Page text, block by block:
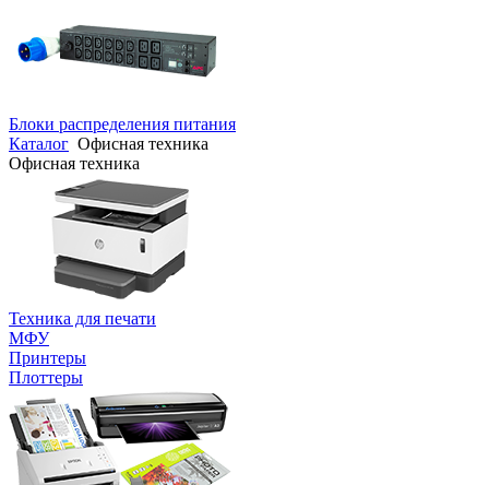
Блоки распределения питания
Каталог Офисная техника
Офисная техника
Техника для печати
МФУ
Принтеры
Плоттеры